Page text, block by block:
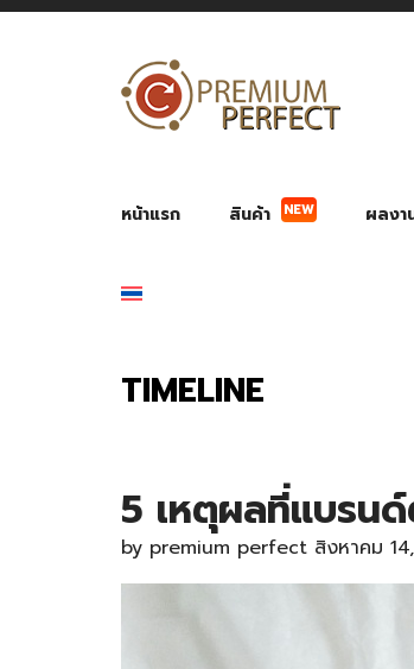
หน้าแรก สินค้า NEW ผลงา
TIMELINE
5 เหตุผลที่แบรนด์
by premium perfect สิงหาคม